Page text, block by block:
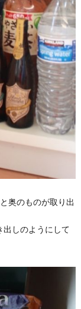
奥のものが取り出
しのようにして